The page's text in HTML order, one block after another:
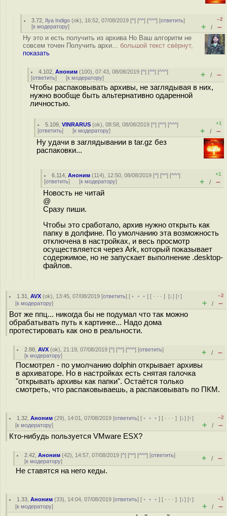
3.72 Ilya Indigo (ok), 16:52, 07/08/2019 [^] [^^] [^^^] [ответить]
[к модератору]
–2
+ / –
Ну это и есть получить из архива Но Ваш алгоритм не
совсем точен Получить архи... большой текст свёрнут,
показать
4.102 ,Аноним (100), 07:43, 08/08/2019 [^] [^^] [^^^]
[ответить] [к модератору] + / –
Чтобы распаковывать архивы, не заглядывая в них,
нужно вообще быть альтернативно одаренной
личностью.
5.109 ,VINRARUS (ok), 08:58, 08/08/2019 [^] [^^] [^^^]
[ответить] [к модератору]
+1
+ / –
Ну удачи в заглядывании в tar.gz без
распаковки...
6.114 ,Аноним (114), 12:50, 08/08/2019 [^] [^^] [^^^]
[ответить] [к модератору]
+1
+ / –
Новость не читай
@
Сразу пиши.
Чтобы это сработало, архив нужно открыть как
папку в долфине. По умолчанию эта возможность
отключена в настройках, и весь просмотр
осуществляется через Ark, который показывает
содержимое, но не запускает выполнение .desktop-
файлов.
1.31 ,AVX (ok), 13:45, 07/08/2019 [ответить] [ ﹢﹢﹢] [ · · ·][↓] [↑]
[к модератору]
–2
+ / –
Вот же ппц... никогда бы не подумал что так можно
обрабатывать путь к картинке... Надо дома
протестировать как оно в реальности.
2.88 ,AVX (ok), 21:19, 07/08/2019 [^] [^^] [^^^] [ответить]
[к модератору] + / –
Посмотрел - по умолчанию dolphin открывает архивы
в архиваторе. Но в настройках есть снятая галочка
"открывать архивы как папки". Остаётся только
смотреть, что распаковываешь, а распаковывать по ПКМ.
1.32 ,Аноним (29), 14:01, 07/08/2019 [ответить] [ ﹢﹢﹢] [ · · ·][↓] [↑]
[к модератору]
–2
+ / –
Кто-нибудь пользуется VMware ESX?
2.42 ,Аноним (42), 14:57, 07/08/2019 [^] [^^] [^^^] [ответить]
[к модератору] + / –
Не ставятся на него кеды.
1.33 ,Аноним (33), 14:04, 07/08/2019 [ответить] [ ﹢﹢﹢] [ · · ·][↓] [↑]
[к модератору]
–1
+ / –